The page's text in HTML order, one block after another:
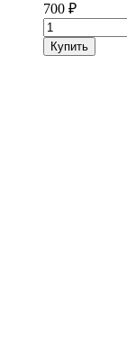
700 ₽
Количество
товара
Строп
Купить